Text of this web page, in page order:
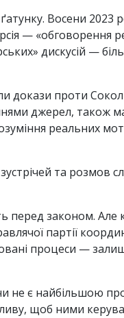
Восени 2023
— «обговорення
дискусій —
докази проти
джерел, також
реальних
та розмов
перед законом. Але
партії
процеси —
чи не є найбільшою
щоб ними